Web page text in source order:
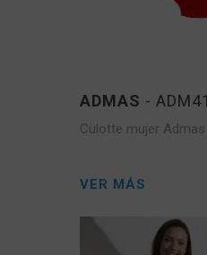
ADMAS -
Culotte mujer Admas
VER MÁS